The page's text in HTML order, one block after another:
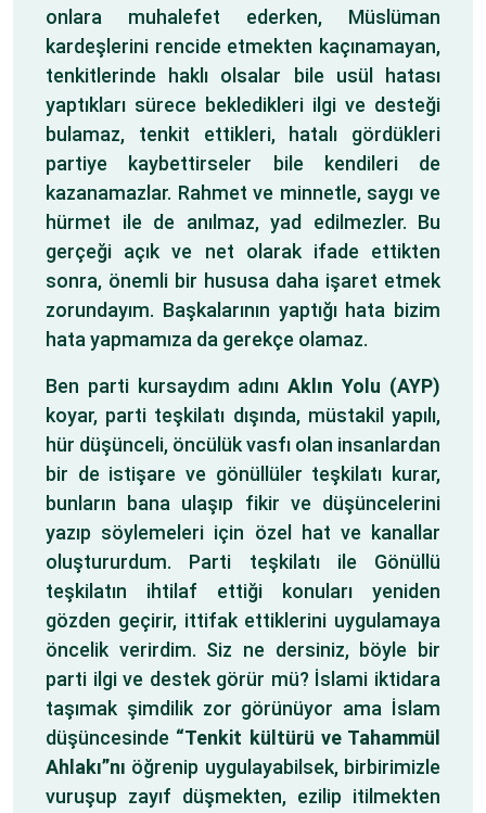
onlara muhalefet ederken, Müslüman
kardeşlerini rencide etmekten kaçınamayan,
tenkitlerinde haklı olsalar bile usül hatası
yaptıkları sürece bekledikleri ilgi ve desteği
bulamaz, tenkit ettikleri, hatalı gördükleri
partiye kaybettirseler bile kendileri de
kazanamazlar. Rahmet ve minnetle, saygı ve
hürmet ile de anılmaz, yad edilmezler. Bu
gerçeği açık ve net olarak ifade ettikten
sonra, önemli bir hususa daha işaret etmek
zorundayım. Başkalarının yaptığı hata bizim
hata yapmamıza da gerekçe olamaz.
Ben parti kursaydım adınıAklın Yolu (AYP)
koyar, parti teşkilatı dışında, müstakil yapılı,
hür düşünceli, öncülük vasfı olan insanlardan
bir de istişare ve gönüllüler teşkilatı kurar,
bunların bana ulaşıp fikir ve düşüncelerini
yazıp söylemeleri için özel hat ve kanallar
oluştururdum. Parti teşkilatı ile Gönüllü
teşkilatın ihtilaf ettiği konuları yeniden
gözden geçirir, ittifak ettiklerini uygulamaya
öncelik verirdim. Siz ne dersiniz, böyle bir
parti ilgi ve destek görür mü? İslami iktidara
taşımak şimdilik zor görünüyor ama İslam
düşüncesinde “Tenkit kültürü ve Tahammül
Ahlakı”nı öğrenip uygulayabilsek, birbirimizle
vuruşup zayıf düşmekten, ezilip itilmekten